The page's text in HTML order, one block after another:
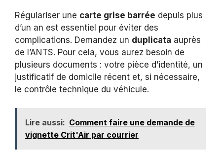
Régulariser une carte grise barrée depuis plus
d’un an est essentiel pour éviter des
complications. Demandez un duplicata auprès
de l’ANTS. Pour cela, vous aurez besoin de
plusieurs documents : votre pièce d’identité, un
justificatif de domicile récent et, si nécessaire,
le contrôle technique du véhicule.
Lire aussi: Comment faire une demande de
vignette Crit'Air par courrier